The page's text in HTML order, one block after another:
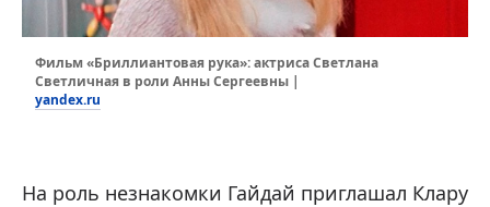
Фильм «Бриллиантовая рука»: актриса Светлана
Светличная в роли Анны Сергеевны |
yandex.ru
На роль незнакомки Гайдай приглашал Клару